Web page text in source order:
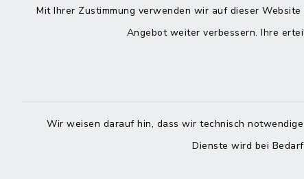
Mit Ihrer Zustimmung verwenden wir auf dieser
Angebot weiter verbessern. Ihre
Wir weisen darauf hin, dass wir technisch
Dienste wird bei
Kontakt
Montag
Freitag